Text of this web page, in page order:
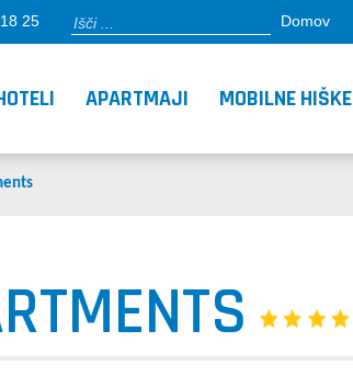
APARTMAJI MOBILNE HIŠKE
25 Domov